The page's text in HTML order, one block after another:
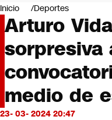
Negocios
Deportes
Programas completos
Cultura
Servicios
Bits
CNN tiempo
Futuro 360
Inicio Deportes
Arturo
sorpresiva
medio de
23- 03- 2024 20:47